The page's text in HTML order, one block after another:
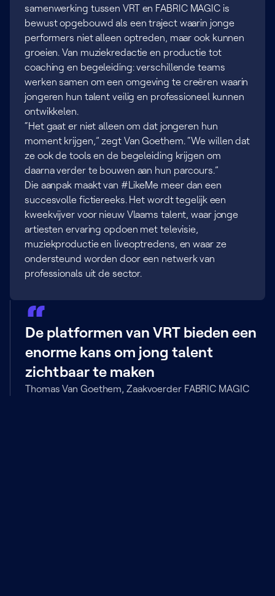
samenwerking tussen VRT en FABRIC MAGIC is
bewust opgebouwd als een traject waarin jonge
performers niet alleen optreden, maar ook kunnen
groeien. Van muziekredactie en productie tot
coaching en begeleiding: verschillende teams
werken samen om een omgeving te creëren waarin
jongeren hun talent veilig en professioneel kunnen
ontwikkelen.
“Het gaat er niet alleen om dat jongeren hun
moment krijgen,” zegt Van Goethem. “We willen dat
ze ook de tools en de begeleiding krijgen om
daarna verder te bouwen aan hun parcours.”
Die aanpak maakt van #LikeMe meer dan een
succesvolle fictiereeks. Het wordt tegelijk een
kweekvijver voor nieuw Vlaams talent, waar jonge
artiesten ervaring opdoen met televisie,
muziekproductie en liveoptredens, en waar ze
ondersteund worden door een netwerk van
professionals uit de sector.
De platformen van VRT bieden een
enorme kans om jong talent
zichtbaar te maken
Thomas Van Goethem, Zaakvoerder FABRIC MAGIC